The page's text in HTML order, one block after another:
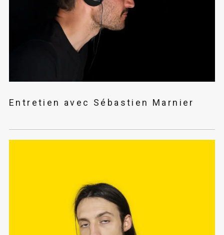
Entretien avec Sébastien Marnier